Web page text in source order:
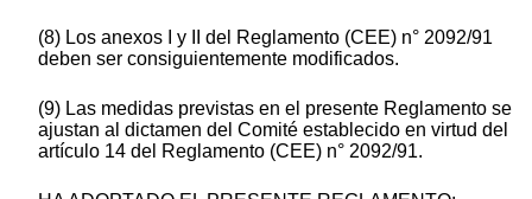
(8) Los anexos I y II del Reglamento (CEE) n° 2092/91
deben ser consiguientemente modificados.
(9) Las medidas previstas en el presente Reglamento se
ajustan al dictamen del Comité establecido en virtud del
artículo 14 del Reglamento (CEE) n° 2092/91.